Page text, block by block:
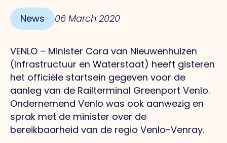
News 06 March 2020
VENLO – Minister Cora van Nieuwenhuizen
(Infrastructuur en Waterstaat) heeft gisteren
het officiële startsein gegeven voor de
aanleg van de Railterminal Greenport Venlo.
Ondernemend Venlo was ook aanwezig en
sprak met de minister over de
bereikbaarheid van de regio Venlo-Venray.